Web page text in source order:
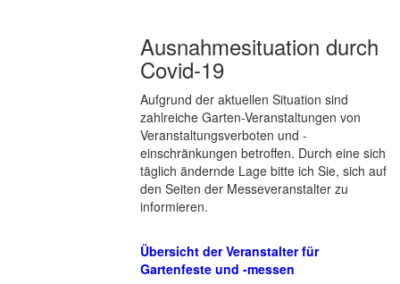
Ausnahmesituation durch
Covid-19
Aufgrund der aktuellen Situation sind
zahlreiche Garten-Veranstaltungen von
Veranstaltungsverboten und -
einschränkungen betroffen. Durch eine sich
täglich ändernde Lage bitte ich Sie, sich auf
den Seiten der Messeveranstalter zu
informieren.
Übersicht der Veranstalter für
Gartenfeste und -messen